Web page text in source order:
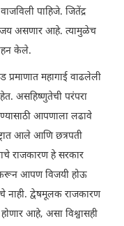
पाहिजे. जितेंद्र
असणार आहे. त्यामुळेच
केले.
प्रमाणात महागाई वाढलेली
असहिष्णुतेची परंपरा
आपणाला लढावे
आले आणि छत्रपती
राजकारण हे सरकार
करून आपण विजयी होऊ
नाही. द्वेषमूलक राजकारण
आहे, असा विश्वासही